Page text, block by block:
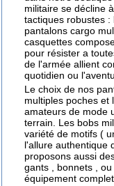
militaire se décline
tactiques robustes :
pantalons cargo
casquettes
pour résister a
de l'armée allient
quotidien ou
Le choix de nos
multiples poches et
amateurs de mode
terrain. Les bobs
variété de motifs (
l'allure authentique
proposons aussi
gants , bonnets ,
équipement